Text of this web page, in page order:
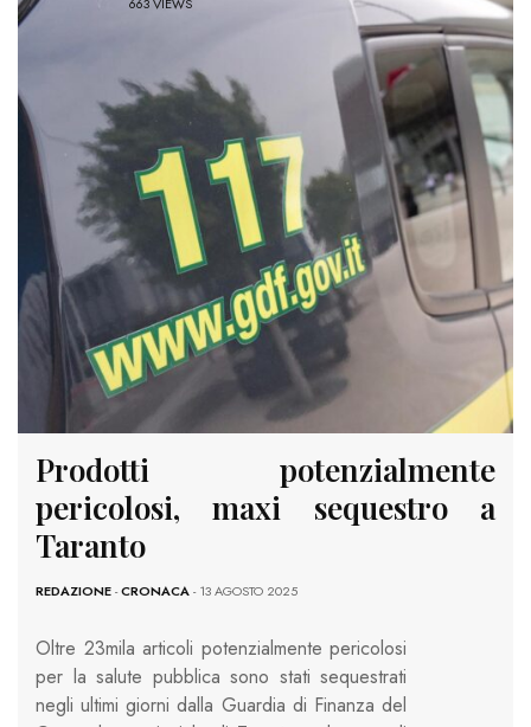
663 VIEWS
Prodotti potenzialmente
pericolosi, maxi sequestro a
Taranto
REDAZIONE-CRONACA- 13 AGOSTO 2025
Oltre 23mila articoli potenzialmente pericolosi
per la salute pubblica sono stati sequestrati
negli ultimi giorni dalla Guardia di Finanza del